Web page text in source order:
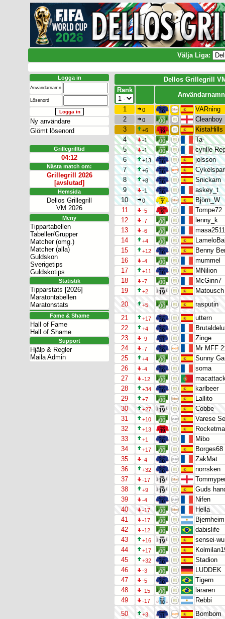
Välja Liga:
Logga in
Användarnamn
Lösenord
Ny användare
Glömt lösenord
Grillegrilltid
04:12
Nästa match om:
Grillegrill 2026
[avslutad]
Hemsida
Dellos Grillegrill
VM 2026
Meny
Tippartabellen
Tabeller/Grupper
Matcher (omg.)
Matcher (alla)
Guldskon
Sverigetips
Guldskotips
Statistik
Tipparstats [2026]
Maratontabellen
Maratonstats
Fame & Shame
Hall of Fame
Hall of Shame
Support
Hjälp & Regler
Maila Admin
Dellos Grillegrill
Rank
Användarnamn
1
0
VARning
2
0
Cleanboy
3
+6
KistaHills
4
-1
Ta-
5
-1
cyrille
6
+13
jolsson
7
+6
8
+8
Snickarn
9
-1
askey_t
10
0
Björn_W
11
-5
Tompe72
12
-7
lenny_k
13
-6
masa2511
14
+4
15
+12
Benny
16
-4
mummel
17
+11
MNilion
18
-7
McGinn7
19
+2
Matousch
20
+5
rasputin
21
+17
uttern
22
+4
23
-9
Zinge
24
-7
Mr MFF
25
+4
Sunny
26
-4
soma
27
-12
28
+34
karlbeer
29
+7
Lallito
30
+27
Cobbe
31
+10
Varese
32
+13
33
+1
Mibo
34
+17
Borges68
35
-4
ZakMat
36
+32
norrsken
37
-17
38
+9
Guds
39
-4
Nifen
40
-17
Hella
41
-17
Bjernheim
42
-12
dabislife
43
+16
sensei-wu
44
+17
45
+32
Stadion
46
-3
LUDDEK
47
-5
Tigern
48
-15
läraren
49
-17
Rebbi
50
+3
Bombom